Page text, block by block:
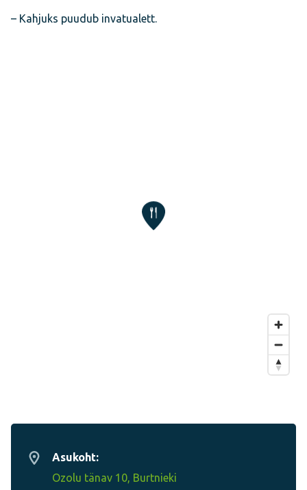
Asukoht:
Ozolu tänav 10, Burtnieki
– Kahjuks puudub invatualett.